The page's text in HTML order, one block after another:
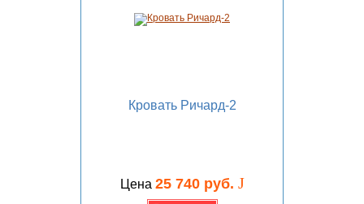
Кровать Ричард-2
Цена 25 740 руб. J